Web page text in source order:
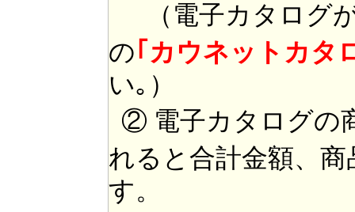
（電子カタログ
の｢カウネットカタ
い｡）
② 電子カタログの
れると合計金額、
す。